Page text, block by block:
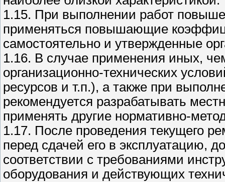
1.15. При выполнении работ
применяться повышающие
самостоятельно и утвержденные
1.16. В случае применения иных,
организационно-технических
ресурсов и т.п.), а также при
рекомендуется разрабатывать
применять другие нормативно-
1.17. После проведения текущего
перед сдачей его в эксплуатацию,
соответствии с требованиями
оборудования и действующих